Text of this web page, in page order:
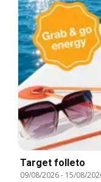
Target folleto
09/08/2026- 15/08/